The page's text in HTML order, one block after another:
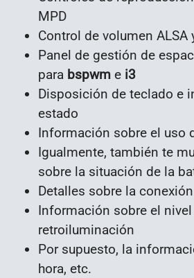
MPD
Control de volumen ALSA
Panel de gestión de
para bspwm e i3
Disposición de teclado e
estado
Información sobre el uso
Igualmente, también te
sobre la situación de la
Detalles sobre la
Información sobre el
retroiluminación
Por supuesto, la
hora, etc.